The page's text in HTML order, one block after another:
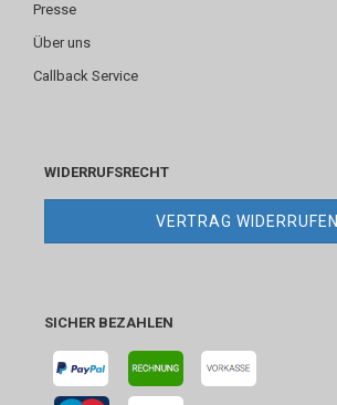
Presse
Über uns
Callback Service
WIDERRUFSRECHT
VERTRAG WIDERRUFEN
SICHER BEZAHLEN